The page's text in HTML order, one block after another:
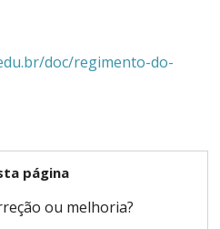
doc/regimento-do-
página
ou melhoria?